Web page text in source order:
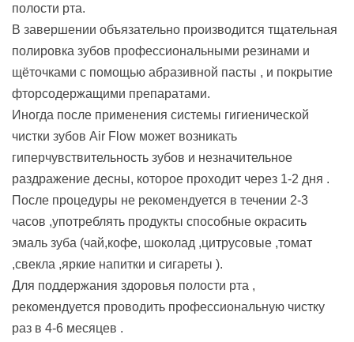
полости рта.
В завершении объязательно производится тщательная
полировка зубов профессиональными резинами и
щёточками с помощью абразивной пасты , и покрытие
фторсодержащими препаратами.
Иногда после применения системы гигиенической
чистки зубов Air Flow может возникать
гиперчувствительность зубов и незначительное
раздражение десны, которое проходит через 1-2 дня .
После процедуры не рекомендуется в течении 2-3
часов ,употреблять продукты способные окрасить
эмаль зуба (чай,кофе, шоколад ,цитрусовые ,томат
,свекла ,яркие напитки и сигареты ).
Для поддержания здоровья полости рта ,
рекомендуется проводить профессиональную чистку
раз в 4-6 месяцев .